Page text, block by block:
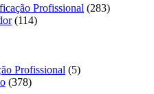
Profissional (283)
(114)
Profissional (5)
(378)